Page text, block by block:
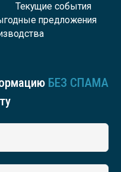
Текущие события
предложения
БЕЗ СПАМА